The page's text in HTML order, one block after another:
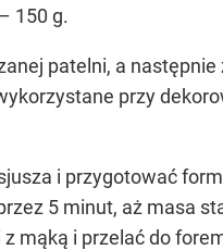
150 g.
patelni, a
przy
i przygotować
5 minut, aż masa
mąką i przelać do